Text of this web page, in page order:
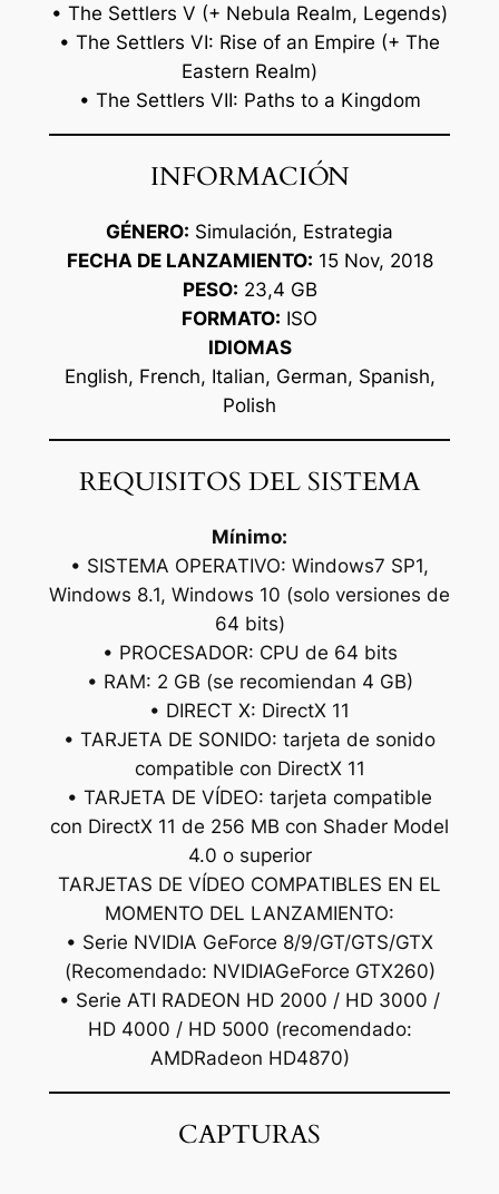
• The Settlers V (+ Nebula Realm, Legends)
• The Settlers VI: Rise of an Empire (+ The
Eastern Realm)
• The Settlers VII: Paths to a Kingdom
INFORMACIÓN
GÉNERO: Simulación, Estrategia
FECHA DE LANZAMIENTO: 15 Nov, 2018
PESO: 23,4 GB
FORMATO: ISO
IDIOMAS
English, French, Italian, German, Spanish,
Polish
REQUISITOS DEL SISTEMA
Mínimo:
• SISTEMA OPERATIVO: Windows7 SP1,
Windows 8.1, Windows 10 (solo versiones de
64 bits)
• PROCESADOR: CPU de 64 bits
• RAM: 2 GB (se recomiendan 4 GB)
• DIRECT X: DirectX 11
• TARJETA DE SONIDO: tarjeta de sonido
compatible con DirectX 11
• TARJETA DE VÍDEO: tarjeta compatible
con DirectX 11 de 256 MB con Shader Model
4.0 o superior
TARJETAS DE VÍDEO COMPATIBLES EN EL
MOMENTO DEL LANZAMIENTO:
• Serie NVIDIA GeForce 8/9/GT/GTS/GTX
(Recomendado: NVIDIAGeForce GTX260)
• Serie ATI RADEON HD 2000 / HD 3000 /
HD 4000 / HD 5000 (recomendado:
AMDRadeon HD4870)
CAPTURAS